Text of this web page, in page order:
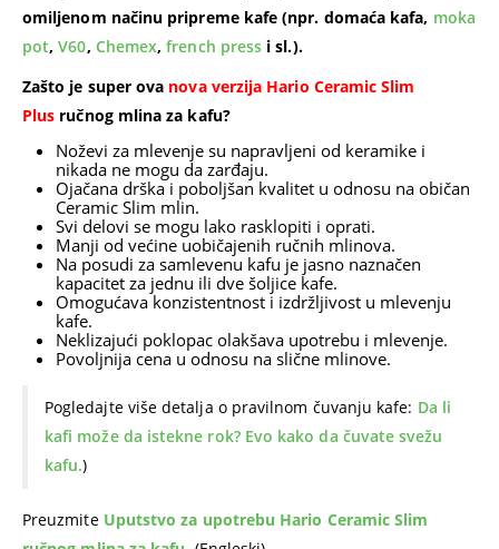
omiljenom načinu pripreme kafe (npr. domaća kafa, moka
pot,V60, Chemex,french press i sl.).
Zašto je super ova nova verzija Hario Ceramic Slim
Plus ručnog mlina za kafu?
Noževi za mlevenje su napravljeni od keramike i
nikada ne mogu da zarđaju.
Ojačana drška i poboljšan kvalitet u odnosu na običan
Ceramic Slim mlin.
Svi delovi se mogu lako rasklopiti i oprati.
Manji od većine uobičajenih ručnih mlinova.
Na posudi za samlevenu kafu je jasno naznačen
kapacitet za jednu ili dve šoljice kafe.
Omogućava konzistentnost i izdržljivost u mlevenju
kafe.
Neklizajući poklopac olakšava upotrebu i mlevenje.
Povoljnija cena u odnosu na slične mlinove.
Pogledajte više detalja o pravilnom čuvanju kafe: Da li
kafi može da istekne rok? Evo kako da čuvate svežu
kafu.)
Preuzmite Uputstvo za upotrebu Hario Ceramic Slim